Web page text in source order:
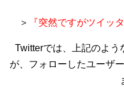
＞ 『突然ですがツイッ
Twitterでは、上記のよう
が、フォローしたユーザ